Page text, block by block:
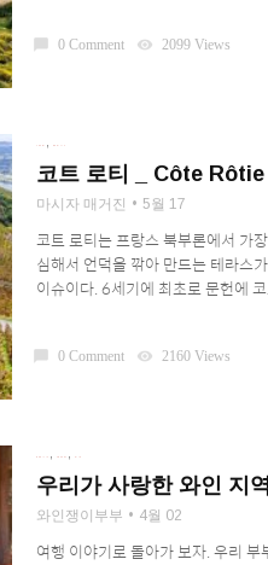
chat_bubble 0 Comment visibility 2099 Views
코트 로티 _ Côte Rôtie
마시자 매거진 5월 17
코트 로티는 프랑스 북부론에서 가
심해서 언덕을 깎아 만드는 테라스
이슈이다. 6세기에 최초로 문헌에
chat_bubble 0 Comment visibility 2160 Views
우리가 사랑한 와인 지
와인쟁이부부 4월 02
여행 이야기로 돌아가 보자. 우리